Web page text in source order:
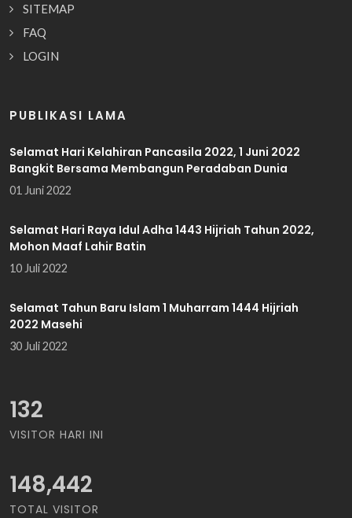
SITEMAP
FAQ
LOGIN
PUBLIKASI LAMA
Selamat Hari Kelahiran Pancasila 2022, 1 Juni 2022
Bangkit Bersama Membangun Peradaban Dunia
01 Juni 2022
Selamat Hari Raya Idul Adha 1443 Hijriah Tahun 2022,
Mohon Maaf Lahir Batin
10 Juli 2022
Selamat Tahun Baru Islam 1 Muharram 1444 Hijriah
2022 Masehi
30 Juli 2022
132
VISITOR HARI INI
170,926
TOTAL VISITOR